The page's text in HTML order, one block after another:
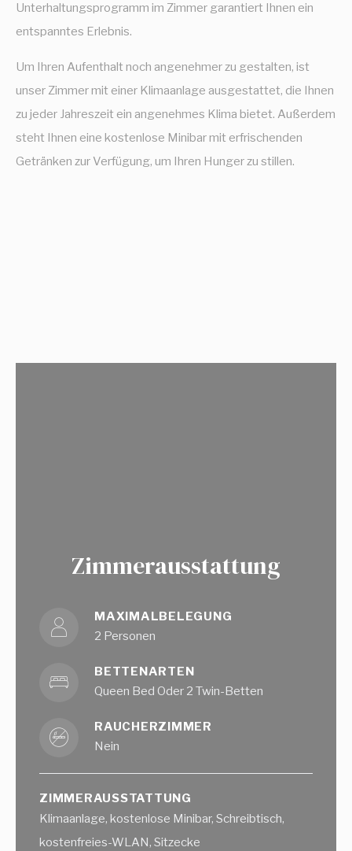
Unterhaltungsprogramm im Zimmer garantiert Ihnen ein
entspanntes Erlebnis.
Um Ihren Aufenthalt noch angenehmer zu gestalten, ist
unser Zimmer mit einer Klimaanlage ausgestattet, die Ihnen
zu jeder Jahreszeit ein angenehmes Klima bietet. Außerdem
steht Ihnen eine kostenlose Minibar mit erfrischenden
Getränken zur Verfügung, um Ihren Hunger zu stillen.
Zimmerausstattung
MAXIMALBELEGUNG
2 Personen
BETTENARTEN
Queen Bed Oder 2 Twin-Betten
RAUCHERZIMMER
Nein
ZIMMERAUSSTATTUNG
Klimaanlage, kostenlose Minibar, Schreibtisch,
kostenfreies-WLAN, Sitzecke